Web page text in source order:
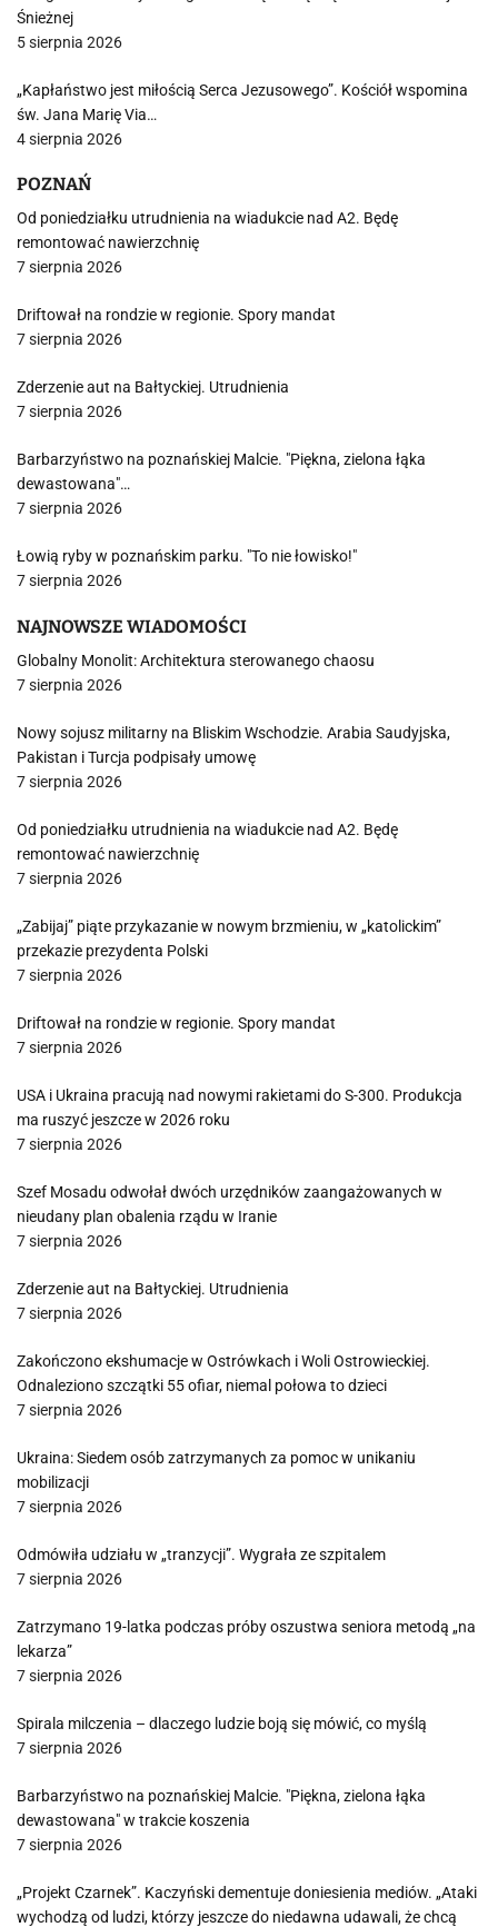
Śnieżnej
5 sierpnia 2026
„Kapłaństwo jest miłością Serca Jezusowego”. Kościół wspomina
św. Jana Marię Via…
4 sierpnia 2026
POZNAŃ
Od poniedziałku utrudnienia na wiadukcie nad A2. Będę
remontować nawierzchnię
7 sierpnia 2026
Driftował na rondzie w regionie. Spory mandat
7 sierpnia 2026
Zderzenie aut na Bałtyckiej. Utrudnienia
7 sierpnia 2026
Barbarzyństwo na poznańskiej Malcie. "Piękna, zielona łąka
dewastowana"…
7 sierpnia 2026
Łowią ryby w poznańskim parku. "To nie łowisko!"
7 sierpnia 2026
NAJNOWSZE WIADOMOŚCI
Globalny Monolit: Architektura sterowanego chaosu
7 sierpnia 2026
Nowy sojusz militarny na Bliskim Wschodzie. Arabia Saudyjska,
Pakistan i Turcja podpisały umowę
7 sierpnia 2026
Od poniedziałku utrudnienia na wiadukcie nad A2. Będę
remontować nawierzchnię
7 sierpnia 2026
„Zabijaj” piąte przykazanie w nowym brzmieniu, w „katolickim”
przekazie prezydenta Polski
7 sierpnia 2026
Driftował na rondzie w regionie. Spory mandat
7 sierpnia 2026
USA i Ukraina pracują nad nowymi rakietami do S-300. Produkcja
ma ruszyć jeszcze w 2026 roku
7 sierpnia 2026
Szef Mosadu odwołał dwóch urzędników zaangażowanych w
nieudany plan obalenia rządu w Iranie
7 sierpnia 2026
Zderzenie aut na Bałtyckiej. Utrudnienia
7 sierpnia 2026
Zakończono ekshumacje w Ostrówkach i Woli Ostrowieckiej.
Odnaleziono szczątki 55 ofiar, niemal połowa to dzieci
7 sierpnia 2026
Ukraina: Siedem osób zatrzymanych za pomoc w unikaniu
mobilizacji
7 sierpnia 2026
Odmówiła udziału w „tranzycji”. Wygrała ze szpitalem
7 sierpnia 2026
Zatrzymano 19-latka podczas próby oszustwa seniora metodą „na
lekarza”
7 sierpnia 2026
Spirala milczenia – dlaczego ludzie boją się mówić, co myślą
7 sierpnia 2026
Barbarzyństwo na poznańskiej Malcie. "Piękna, zielona łąka
dewastowana" w trakcie koszenia
7 sierpnia 2026
„Projekt Czarnek”. Kaczyński dementuje doniesienia mediów. „Ataki
wychodzą od ludzi, którzy jeszcze do niedawna udawali, że chcą